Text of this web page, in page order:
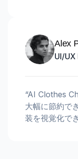
Alex
UI/
“AI Clothes
大幅に節約で
装を視覚化で